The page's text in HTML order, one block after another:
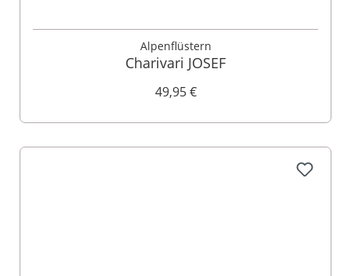
Alpenflüstern
Charivari JOSEF
49,95 €